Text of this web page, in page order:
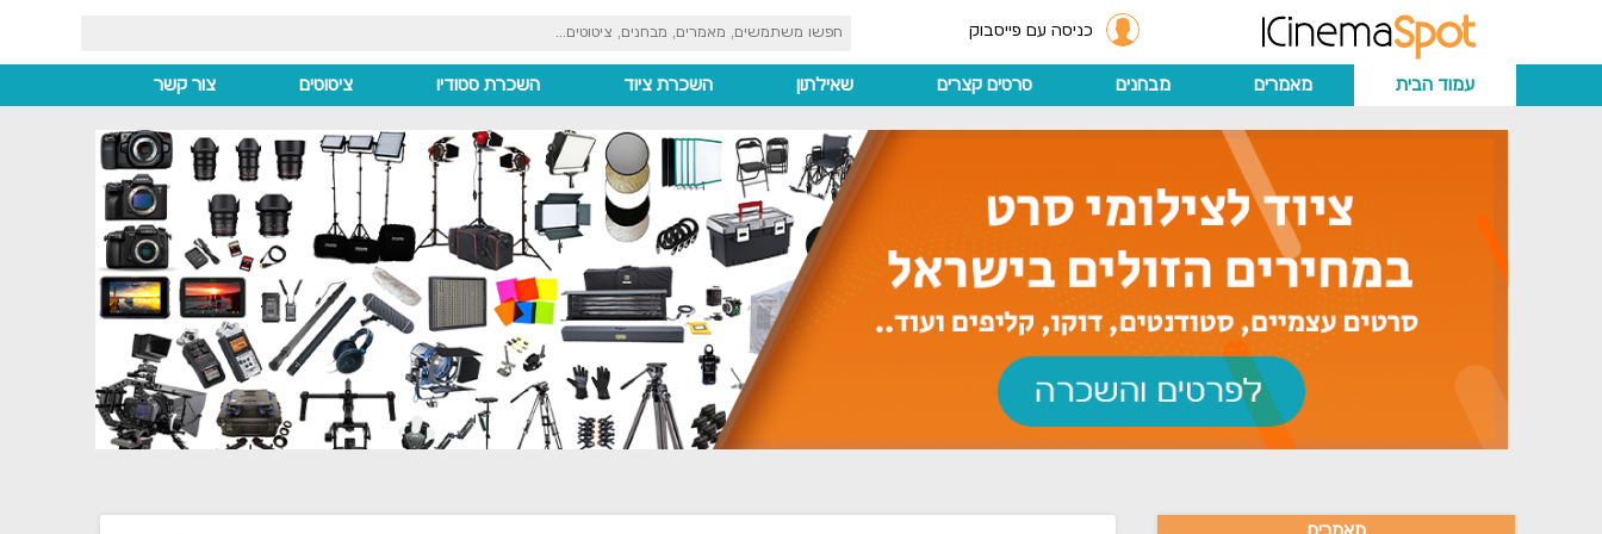
כניסה עם פייסבוק
עמוד הבית מאמרים מבחנים סרטים קצרים שאילתון השכרת ציוד השכרת סטודיו ציטוטים צור קשר